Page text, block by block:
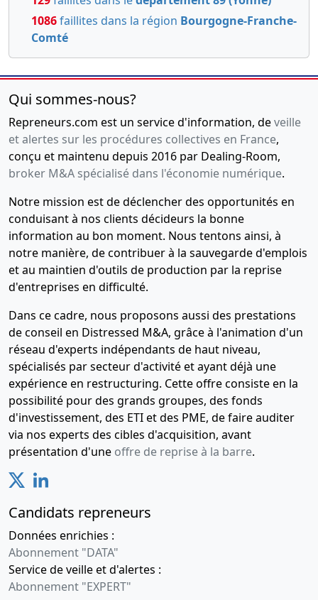
1086faillites dans la région Bourgogne-Franche-
Comté
Qui sommes-nous?
Repreneurs.com est un service d'information, deveille
et alertes sur les procédures collectives en France,
conçu et maintenu depuis 2016 par Dealing-Room,
broker M&A spécialisé dans l'économie numérique.
Notre mission est de déclencher des opportunités en
conduisant à nos clients décideurs la bonne
information au bon moment. Nous tentons ainsi, à
notre manière, de contribuer à la sauvegarde d'emplois
et au maintien d'outils de production par la reprise
d'entreprises en difficulté.
Dans ce cadre, nous proposons aussi des prestations
de conseil en Distressed M&A, grâce à l'animation d'un
réseau d'experts indépendants de haut niveau,
spécialisés par secteur d'activité et ayant déjà une
expérience en restructuring. Cette offre consiste en la
possibilité pour des grands groupes, des fonds
d'investissement, des ETI et des PME, de faire auditer
via nos experts des cibles d'acquisition, avant
présentation d'une offre de reprise à la barre.
Candidats repreneurs
Données enrichies :
Abonnement "DATA"
Service de veille et d'alertes :
Abonnement "EXPERT"